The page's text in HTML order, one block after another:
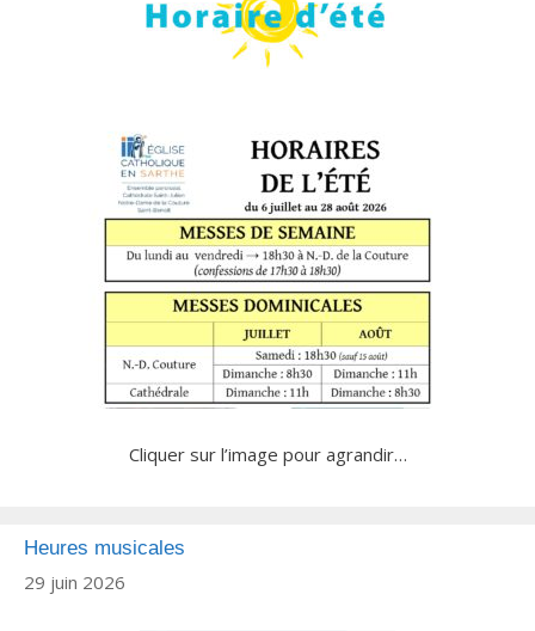
Cliquer sur l’image pour agrandir…
Heures musicales
29 juin 2026